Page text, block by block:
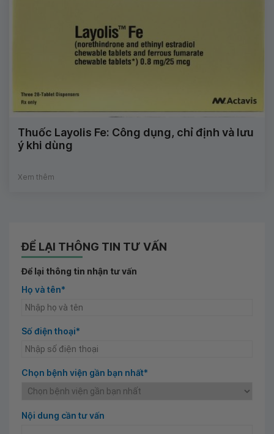
Thuốc Layolis Fe: Công dụng, chỉ định và lưu
ý khi dùng
Xem thêm
ĐỂ LẠI THÔNG TIN TƯ VẤN
Để lại thông tin nhận tư vấn
Họ và tên*
Số điện thoại*
Chọn bệnh viện gần bạn nhất*
Nội dung cần tư vấn